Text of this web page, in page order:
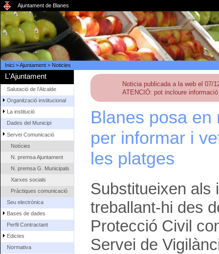
Ajuntament de Blanes
Inici>Ajuntament> Noticies
L'Ajuntament
Salutació de l'Alcalde
Organització institucional
La institució
Dades del Municipi
Servei Comunicació
Notícies
N. premsa Ajuntament
N. premsa G. Municipals
Xarxes socials
Pràctiques comunicació
Seu electrònica
Bases de dades
Perfil Contractant
Edictes
Normativa
Noticia publicada a la web el 07/
ATENCIÓ: pot incloure
Blanes posa en
per informar i
les platges
Substitueixen als
treballant-hi des
Protecció Civil
Servei de